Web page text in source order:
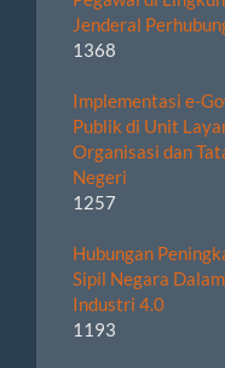
Jenderal
1368
Implementasi e-
Publik di Unit
Organisasi dan
Negeri
1257
Hubungan
Sipil Negara
Industri 4.0
1193